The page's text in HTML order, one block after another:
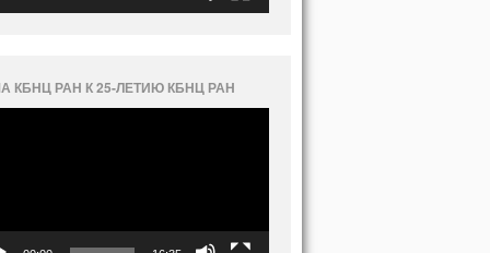
КБНЦ РАН К 25-ЛЕТИЮ КБНЦ РАН